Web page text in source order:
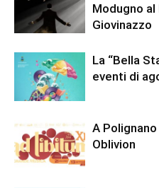
Modugno
Giovinazzo
La “Bella
eventi di
A
Oblivion